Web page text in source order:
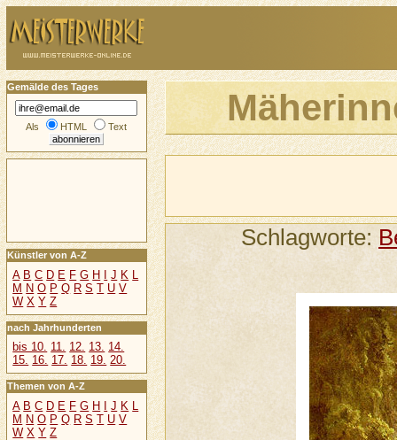
Schlagworte:
Gemälde des Tages
Als HTML Text
Künstler von A-Z
A B C D E F G H J K L
M N O P Q R S T U V
W X Y Z
nach Jahrhunderten
bis 10. 11. 12. 13. 14.
15. 16. 17. 18. 19. 20.
Themen von A-Z
A B C D E F G H I J K L
M N O P Q R S T U V
W X Y Z